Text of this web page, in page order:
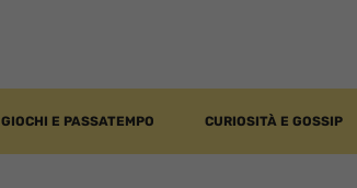
GIOCHI E PASSATEMPO CURIOSITÀ E GOSSIP